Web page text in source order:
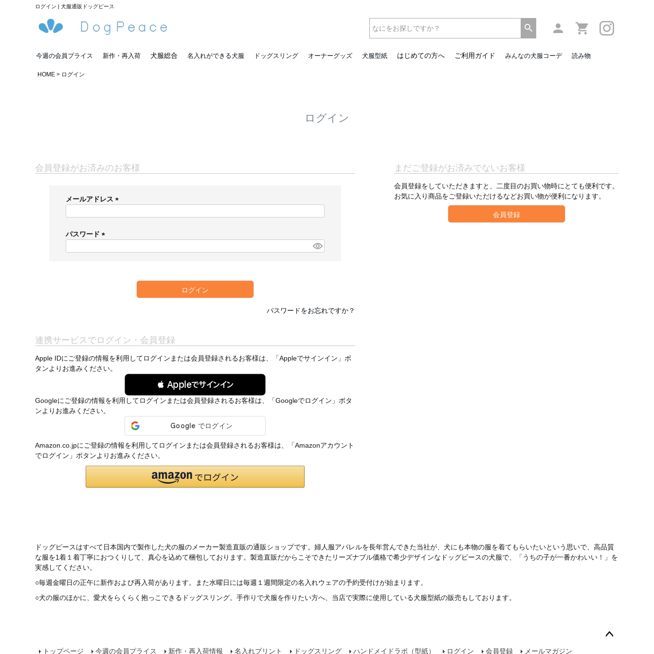
ログイン | 犬服通販ドッグピース
今週の会員プライス 新作・再入荷 犬服総合 名入れができる犬服 ドッグスリング オーナーグッズ 犬服型紙 はじめての方へ ご利用ガイド みんなの犬服コーデ 読み物
HOME ログイン
ログイン
会員登録がお済みのお客様
メールアドレス
)
パスワード
ログイン
パスワードをお忘れですか？
連携サービスでログイン・会員登録
Apple IDにご登録の情報を利用してログインまたは会員登録されるお客様は、「Appleでサインイン」ボ
タンよりお進みください。
 Appleでサインイン
Googleにご登録の情報を利用してログインまたは会員登録されるお客様は、「Googleでログイン」ボタ
ンよりお進みください。
Amazon.co.jpにご登録の情報を利用してログインまたは会員登録されるお客様は、「Amazonアカウント
でログイン」ボタンよりお進みください。
まだご登録がお済みでないお客様
会員登録をしていただきますと、二度目のお買い物時にとても便利です。
お気に入り商品をご登録いただけるなどお買い物が便利になります。
会員登録
ドッグピースはすべて日本国内で製作した犬の服のメーカー製造直販の通販ショップです。婦人服アパレルを長年営んできた当社が、犬にも本物の服を着てもらいたいという思いで、高品質
な服を1着１着丁寧におつくりして、真心を込めて梱包しております。製造直販だからこそできたリーズナブル価格で希少デザインなドッグピースの犬服で、「うちの子が一番かわいい！」を
実感してください。
○毎週金曜日の正午に新作および再入荷があります。また水曜日には毎週１週間限定の名入れウェアの予約受付けが始まります。
○犬の服のほかに、愛犬をらくらく抱っこできるドッグスリング。手作りで犬服を作りたい方へ、当店で実際に使用している犬服型紙の販売もしております。
トップページ 今週の会員プライス 新作・再入荷情報 名入れプリント ドッグスリング ハンドメイドラボ（型紙） ログイン 会員登録 メールマガジン